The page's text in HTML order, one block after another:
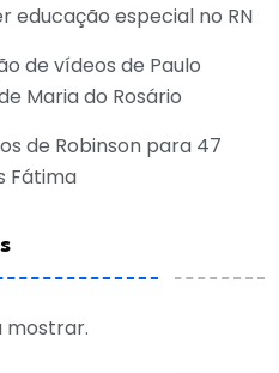
especial no RN
de vídeos de Paulo
Maria do Rosário
de Robinson para 47
Fátima
mostrar.